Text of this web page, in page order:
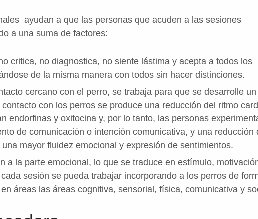
ayudan a que las personas que acuden a las sesiones
a una suma de factores:
critica, no diagnostica, no siente lástima y acepta a todos los
de la misma manera con todos sin hacer distinciones.
cercano con el perro, se trabaja para que se desarrolle un
con los perros se produce una reducción del ritmo
endorfinas y oxitocina y, por lo tanto, las personas
de comunicación o intención comunicativa, y una reducción
mayor fluidez emocional y expresión de sentimientos.
a la parte emocional, lo que se traduce en estímulo,
sesión se pueda trabajar incorporando a los perros de
áreas las áreas cognitiva, sensorial, física, comunicativa y